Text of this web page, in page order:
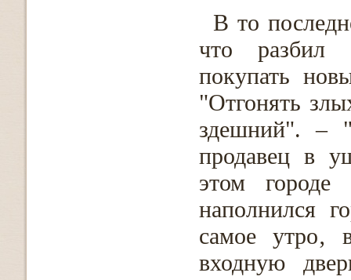
В то
что разбил
покупать
"Отгонять
здешний". –
продавец в
этом
наполнился
самое утро‚
входную